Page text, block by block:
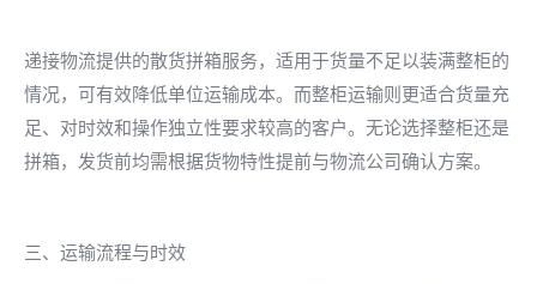
递接物流提供的散货拼箱服务，适用于货量不足以装满整柜的
情况，可有效降低单位运输成本。而整柜运输则更适合货量充
足、对时效和操作独立性要求较高的客户。无论选择整柜还是
拼箱，发货前均需根据货物特性提前与物流公司确认方案。
三、运输流程与时效